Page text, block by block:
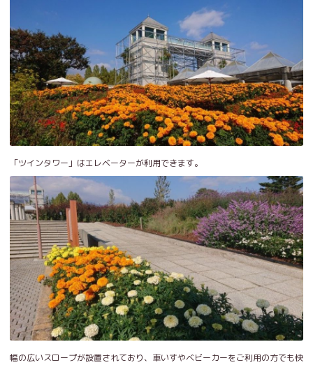
「ツインタワー」はエレベーターが利用できます。
幅の広いスロープが設置されており、車いすやベビーカーをご利用の方でも快